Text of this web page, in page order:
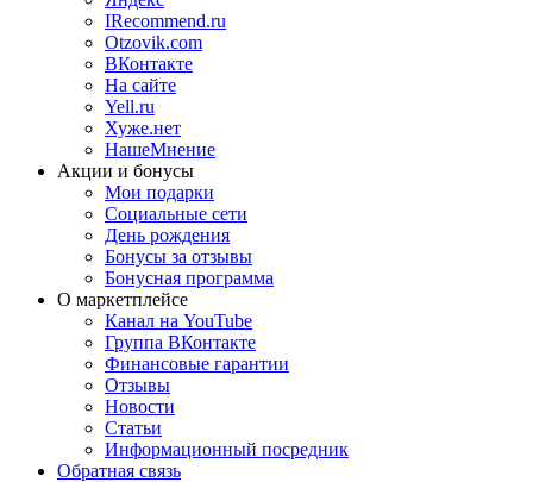
IRecommend.ru
Otzovik.com
ВКонтакте
На сайте
Yell.ru
Хуже.нет
НашеМнение
Акции и бонусы
Мои подарки
Социальные сети
День рождения
Бонусы за отзывы
Бонусная программа
О маркетплейсе
Канал на YouTube
Группа ВКонтакте
Финансовые гарантии
Отзывы
Новости
Статьи
Информационный посредник
Обратная связь